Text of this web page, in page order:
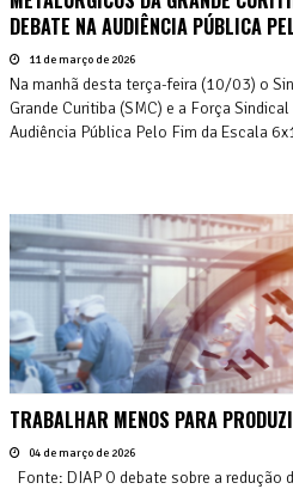
DEBATE NA AUDIÊNCIA PÚBLICA
11 de março de 2026
Na manhã desta terça-feira (10/03) o
Grande Curitiba (SMC) e a Força
Audiência Pública Pelo Fim da Escala
TRABALHAR MENOS PARA
04 de março de 2026
Fonte: DIAP O debate sobre a redução